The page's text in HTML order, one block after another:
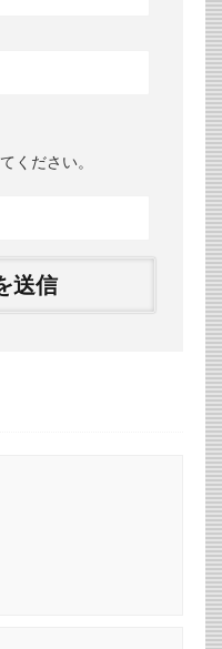
ください。